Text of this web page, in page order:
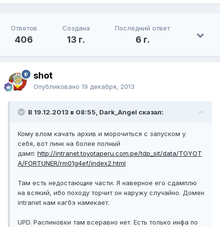
Ответов
406
Создана
13 г.
Последний ответ
6 г.
shot
Опубликовано 19 декабря, 2013
В 19.12.2013 в 08:55, Dark_Angel сказал:
Кому влом качать архив и морочиться с запуском у
себя, вот линк на более полный
дамп: http://intranet.toyotaperu.com.pe/tdp_sit/data/TOYOT
A/FORTUNER/rm01g4ef/index2.html
Там есть недостающие части. Я наверное его cдамплю
на всякий, ибо походу торчит он наружу случайно. Домен
intranet нам кагбэ намекает.
UPD. Распиновки там всеравно нет. Есть только инфа по